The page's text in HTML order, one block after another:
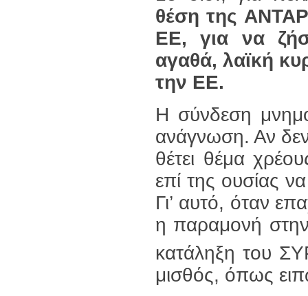
θέση της
ΕΕ, για να
αγαθά, λαϊκή
την ΕΕ.
Η σύνδεση
ανάγνωση. Αν
θέτει θέμα
επί της ουσίας
Γι’ αυτό, όταν
η παραμονή στην
κατάληξη του
μισθός, όπως